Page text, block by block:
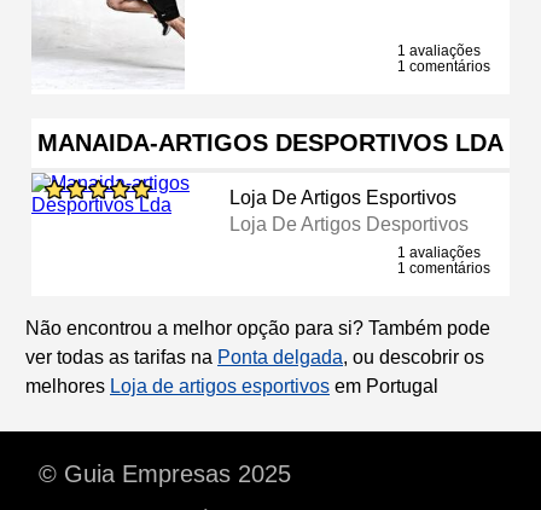
1 avaliações
1 comentários
MANAIDA-ARTIGOS DESPORTIVOS LDA
Loja De Artigos Esportivos
Loja De Artigos Desportivos
1 avaliações
1 comentários
Não encontrou a melhor opção para si? Também pode
ver todas as tarifas na Ponta delgada, ou descobrir os
melhores Loja de artigos esportivos em Portugal
© Guia Empresas 2025